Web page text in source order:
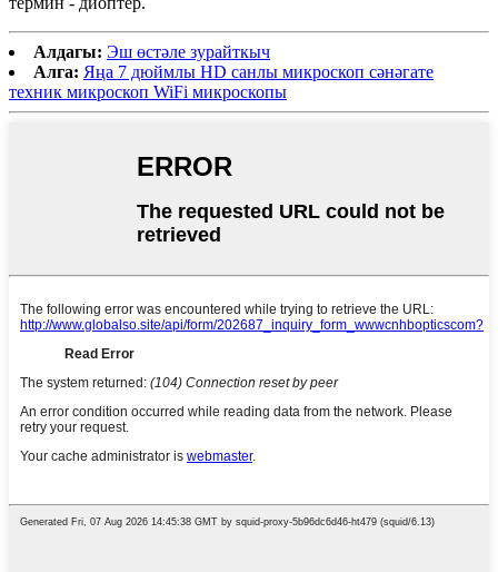
Алдагы: Эш өстәле зурайткыч
Алга: Яңа 7 дюймлы HD санлы микроскоп сәнәгате
техник микроскоп WiFi микроскопы